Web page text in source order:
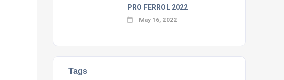
PRO FERROL 2022
May 16, 2022
Tags